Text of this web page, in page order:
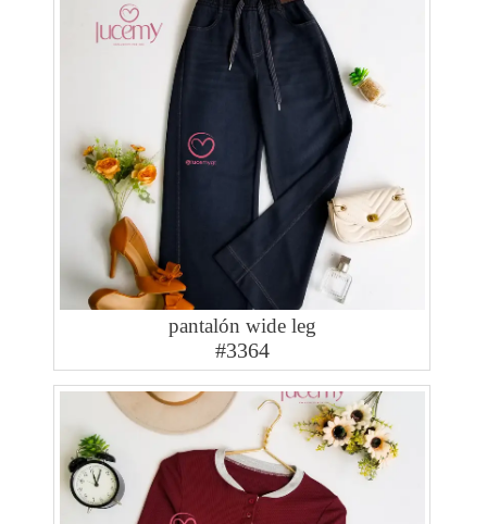
pantalón wide leg
#3364